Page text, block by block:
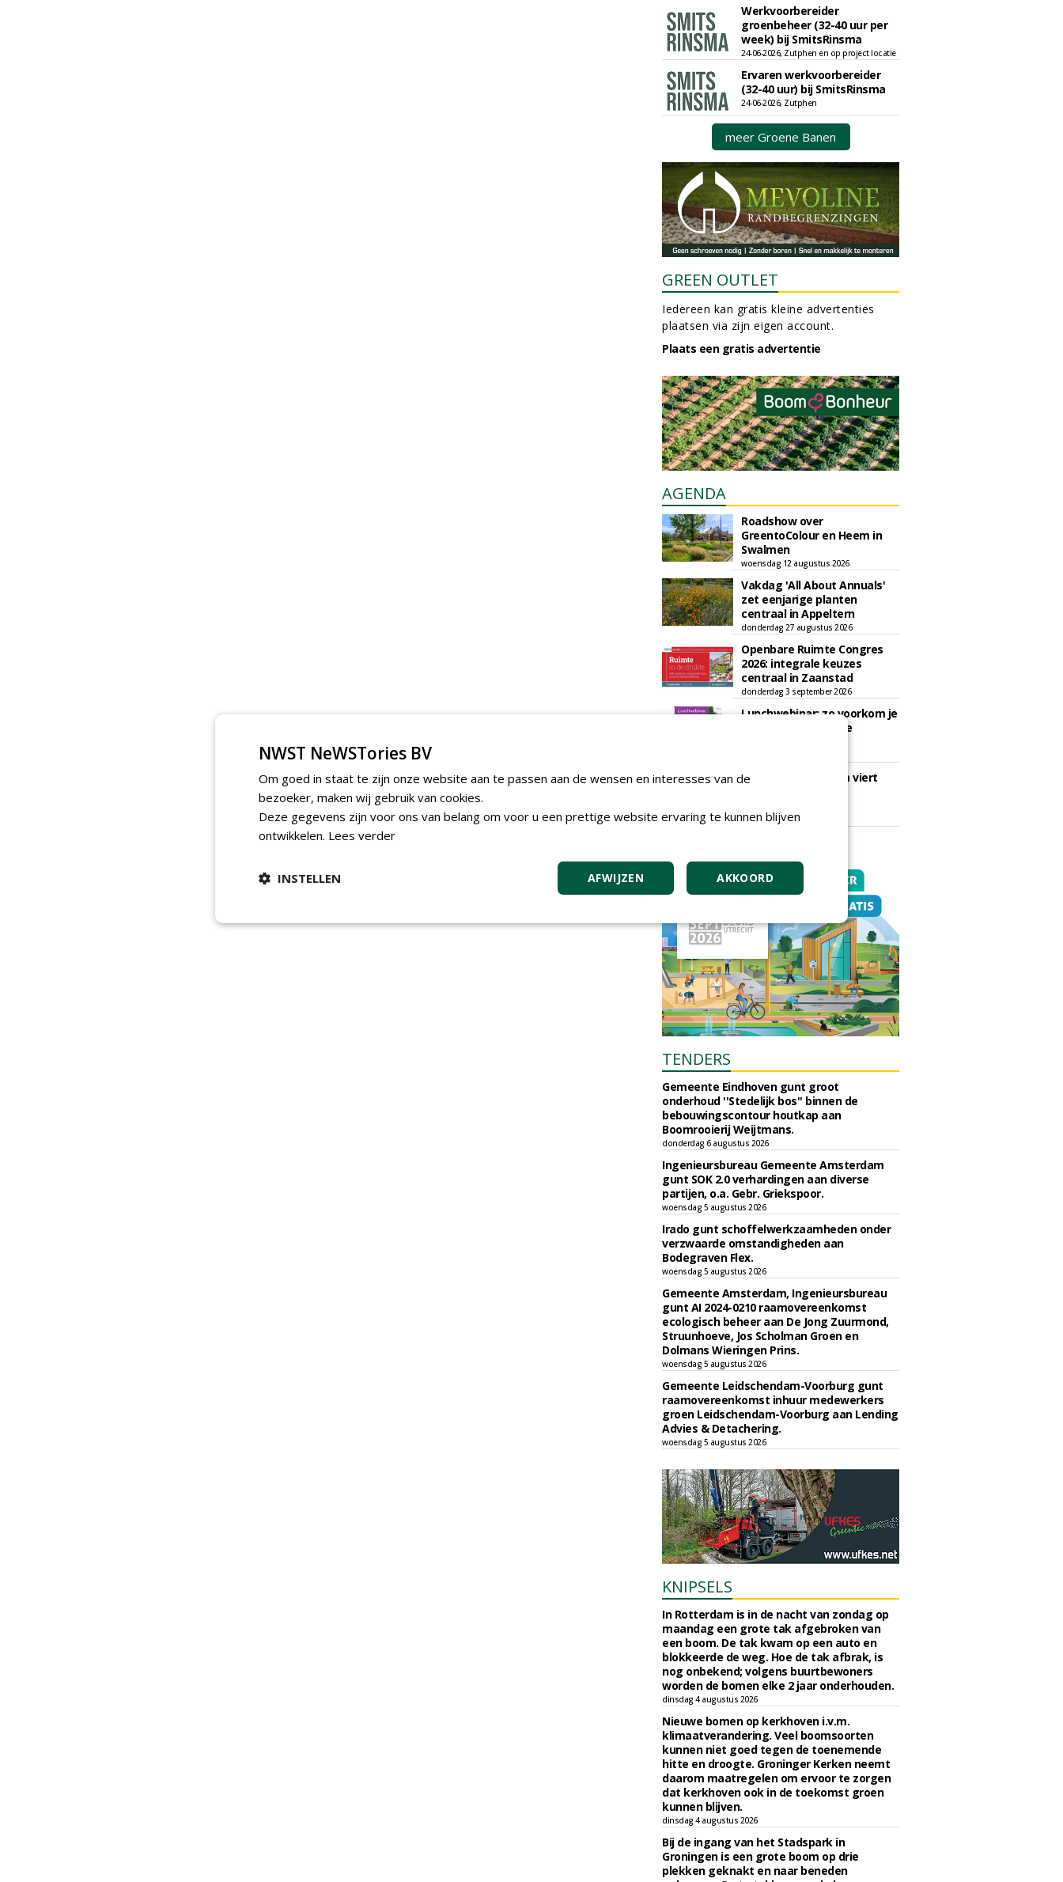
Werkvoorbereider
groenbeheer (32-40 uur per
week) bij SmitsRinsma
24-06-2026, Zutphen en op project locatie
Ervaren werkvoorbereider
(32-40 uur) bij SmitsRinsma
24-06-2026, Zutphen
meer Groene Banen
GREEN OUTLET
Iedereen kan gratis kleine advertenties
plaatsen via zijn eigen account.
Plaats een gratis advertentie
AGENDA
Roadshow over
GreentoColour en Heem in
Swalmen
woensdag 12 augustus 2026
Vakdag 'All About Annuals'
zet eenjarige planten
centraal in Appeltern
donderdag 27 augustus 2026
Openbare Ruimte Congres
2026: integrale keuzes
centraal in Zaanstad
donderdag 3 september 2026
Lunchwebinar: zo voorkom je
dat natuurinclusieve
Rooftop Symposium viert
vrijdag 18 september 2026
TENDERS
Gemeente Eindhoven gunt groot
onderhoud ''Stedelijk bos'' binnen de
bebouwingscontour houtkap aan
Boomrooierij Weijtmans.
donderdag 6 augustus 2026
Ingenieursbureau Gemeente Amsterdam
gunt SOK 2.0 verhardingen aan diverse
partijen, o.a. Gebr. Griekspoor.
woensdag 5 augustus 2026
Irado gunt schoffelwerkzaamheden onder
verzwaarde omstandigheden aan
Bodegraven Flex.
woensdag 5 augustus 2026
Gemeente Amsterdam, Ingenieursbureau
gunt AI 2024-0210 raamovereenkomst
ecologisch beheer aan De Jong Zuurmond,
Struunhoeve, Jos Scholman Groen en
Dolmans Wieringen Prins.
woensdag 5 augustus 2026
Gemeente Leidschendam-Voorburg gunt
raamovereenkomst inhuur medewerkers
groen Leidschendam-Voorburg aan Lending
Advies & Detachering.
woensdag 5 augustus 2026
KNIPSELS
In Rotterdam is in de nacht van zondag op
maandag een grote tak afgebroken van
een boom. De tak kwam op een auto en
blokkeerde de weg. Hoe de tak afbrak, is
nog onbekend; volgens buurtbewoners
worden de bomen elke 2 jaar onderhouden.
dinsdag 4 augustus 2026
Nieuwe bomen op kerkhoven i.v.m.
klimaatverandering. Veel boomsoorten
kunnen niet goed tegen de toenemende
hitte en droogte. Groninger Kerken neemt
daarom maatregelen om ervoor te zorgen
dat kerkhoven ook in de toekomst groen
kunnen blijven.
dinsdag 4 augustus 2026
Bij de ingang van het Stadspark in
Groningen is een grote boom op drie
plekken geknakt en naar beneden
NWST NeWSTories BV
Om goed in staat te zijn onze website aan te passen aan de wensen en interesses van de
bezoeker, maken wij gebruik van cookies.
Deze gegevens zijn voor ons van belang om voor u een prettige website ervaring te kunnen blijven
ontwikkelen. Lees verder
AKKOORD
AFWIJZEN
INSTELLEN